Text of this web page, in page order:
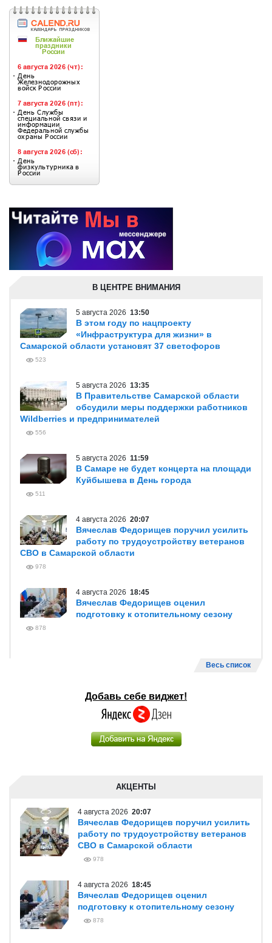
В ЦЕНТРЕ ВНИМАНИЯ
5 августа 2026 13:50
В этом году по нацпроекту
«Инфраструктура для жизни» в
Самарской области установят 37 светофоров
523
5 августа 2026 13:35
В Правительстве Самарской области
обсудили меры поддержки работников
Wildberries и предпринимателей
556
5 августа 2026 11:59
В Самаре не будет концерта на площади
Куйбышева в День города
511
4 августа 2026 20:07
Вячеслав Федорищев поручил усилить
работу по трудоустройству ветеранов
СВО в Самарской области
978
4 августа 2026 18:45
Вячеслав Федорищев оценил
подготовку к отопительному сезону
878
Весь список
Добавь себе виджет!
АКЦЕНТЫ
4 августа 2026 20:07
Вячеслав Федорищев поручил усилить
работу по трудоустройству ветеранов
СВО в Самарской области
978
4 августа 2026 18:45
Вячеслав Федорищев оценил
подготовку к отопительному сезону
878